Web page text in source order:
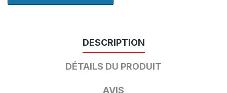
DESCRIPTION
DÉTAILS DU PRODUIT
AVIS